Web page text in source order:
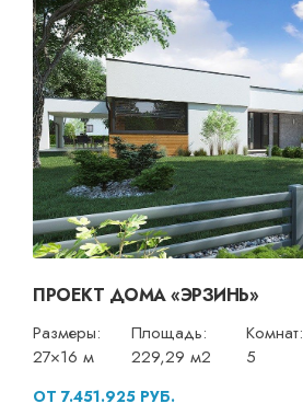
ПРОЕКТ ДОМА «ЭРЗИНЬ»
Размеры:
27×16 м
Площадь:
229,29 м2
Комнат:
5
ОТ 7.451.925 РУБ.